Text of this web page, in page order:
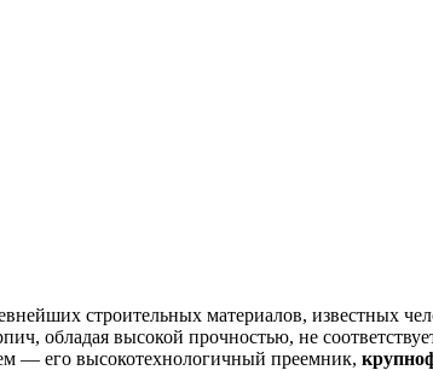
строительных материалов, известных
обладая высокой прочностью, не
— его высокотехнологичный преемник,